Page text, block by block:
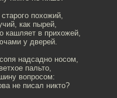
похожий,
как пырей,
кашляет в прихожей,
у дверей.
надсадно носом,
пальто,
вопросом:
не писал никто?